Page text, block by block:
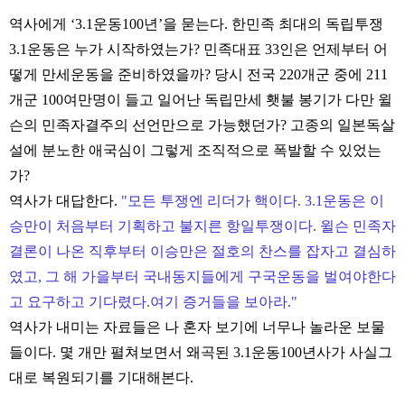
역사에게 ‘3.1운동100년’을 묻는다. 한민족 최대의 독립투쟁
3.1운동은 누가 시작하였는가? 민족대표 33인은 언제부터 어
떻게 만세운동을 준비하였을까? 당시 전국 220개군 중에 211
개군 100여만명이 들고 일어난 독립만세 횃불 봉기가 다만 윌
슨의 민족자결주의 선언만으로 가능했던가? 고종의 일본독살
설에 분노한 애국심이 그렇게 조직적으로 폭발할 수 있었는
가?
역사가 대답한다. "모든 투쟁엔 리더가 핵이다. 3.1운동은 이
승만이 처음부터 기획하고 불지른 항일투쟁이다. 윌슨 민족자
결론이 나온 직후부터 이승만은 절호의 찬스를 잡자고 결심하
였고, 그 해 가을부터 국내동지들에게 구국운동을 벌여야한다
고 요구하고 기다렸다.여기 증거들을 보아라."
역사가 내미는 자료들은 나 혼자 보기에 너무나 놀라운 보물
들이다. 몇 개만 펼쳐보면서 왜곡된 3.1운동100년사가 사실그
대로 복원되기를 기대해본다.